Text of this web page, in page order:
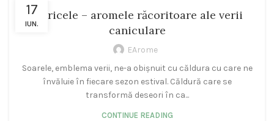
17
IUN.
Citricele – aromele răcoritoare ale verii
caniculare
EArome
Soarele, emblema verii, ne-a obișnuit cu căldura cu care ne
învăluie în fiecare sezon estival. Căldură care se
transformă deseori în ca...
CONTINUE READING